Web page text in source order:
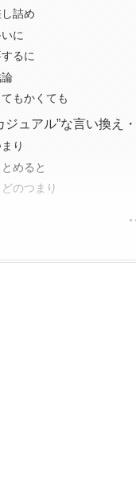
詰め
に
るに
もかくても
ジュアル”な言い換え
り
めると
のつまり